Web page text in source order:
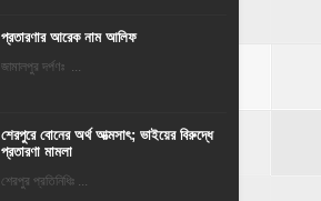
প্রতারণার আরেক নাম আলিফ
জামালপুর দর্পণঃ ...
শেরপুরে বোনের অর্থ আত্মসাৎ; ভাইয়ের বিরুদ্ধে
প্রতারণা মামলা
শেরপুর প্রতিনিধিঃ ...